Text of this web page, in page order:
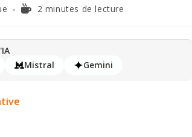
2 minutes de lecture
Mistral Gemini